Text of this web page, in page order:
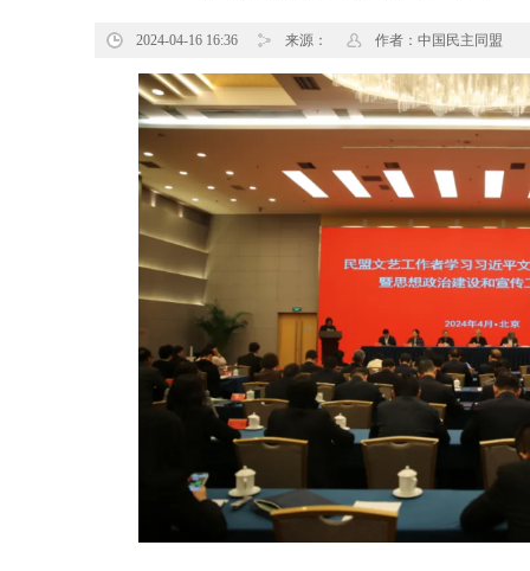
2024-04-16 16:36 来源： 作者：中国民主同盟